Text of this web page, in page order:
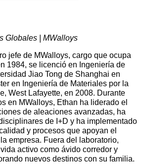
Globales | MWalloys
jefe de MWalloys, cargo que ocupa
1984, se licenció en Ingeniería de
Jiao Tong de Shanghai en
en Ingeniería de Materiales por la
West Lafayette, en 2008. Durante
en MWalloys, Ethan ha liderado el
de aleaciones avanzadas, ha
de I+D y ha implementado
y procesos que apoyan el
empresa. Fuera del laboratorio,
activo como ávido corredor y
nuevos destinos con su familia.